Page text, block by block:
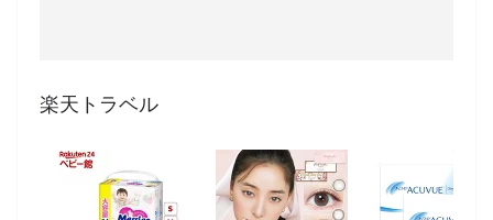
楽天トラベル